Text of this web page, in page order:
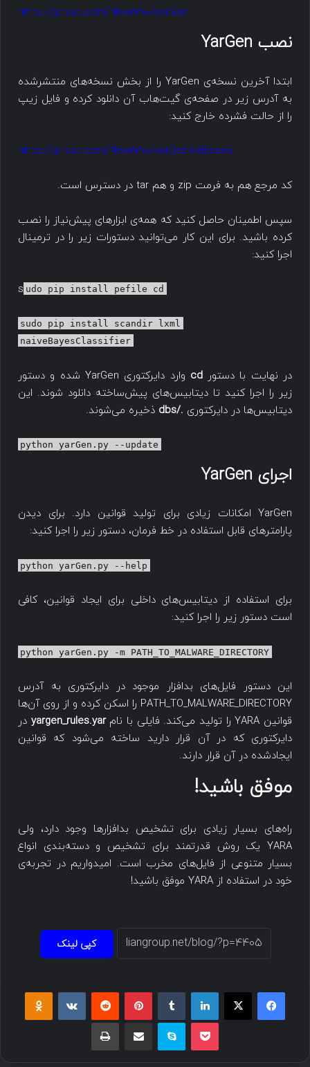
https://github.com/Neo23x0/yarGen
نصب YarGen
ابتدا آخرین نسخه‌ی YarGen را از بخش نسخه‌های منتشرشده
به آدرس زیر در صفحه‌ی گیت‌هاب آن دانلود کرده و فایل زیپ
را از حالت فشرده خارج کنید:
https://github.com/Neo23x0/yarGen/releases
کد مرجع هم به فرمت zip و هم tar در دسترس است.
سپس اطمینان حاصل کنید که همه‌ی ابزارهای پیش‌نیاز را نصب
کرده‌ باشید. برای این کار می‌توانید دستورات زیر را در ترمینال
اجرا کنید:
s udo pip install pefile cd
sudo pip install scandir lxml
naiveBayesClassifier
در نهایت با دستورcd
وارد دایرکتوری YarGen شده و دستور
زیر را اجرا کنید تا دیتابیس‌های پیش‌ساخته دانلود شوند. این
دیتابیس‌ها در دایرکتوری ./dbs ذخیره می‌شوند.
python yarGen.py --update
اجرای YarGen
YarGen امکانات زیادی برای تولید قوانین دارد. برای دیدن
پارامترهای قابل استفاده در خط فرمان، دستور زیر را اجرا کنید:
python yarGen.py --help
برای استفاده از دیتابیس‌های داخلی برای ایجاد قوانین، کافی
است دستور زیر را اجرا کنید:
python yarGen.py -m PATH_TO_MALWARE_DIRECTORY
این دستور فایل‌های بدافزار موجود در دایرکتوری به آدرس
PATH_TO_MALWARE_DIRECTORY را اسکن کرده و از روی آن‌ها
قوانین YARA را تولید می‌کند. فایلی با نام
yargen_rules.yar در
دایرکتوری که در آن قرار دارید ساخته می‌شود که قوانین
ایجادشده در آن قرار دارند.
موفق باشید!
راه‌های بسیار زیادی برای تشخیص بدافزارها وجود دارد، ولی
YARA یک روش قدرتمند برای تشخیص و دسته‌بندی انواع
بسیار متنوعی از فایل‌های مخرب است. امیدواریم در تجربه‌ی
خود در استفاده از YARA موفق باشید!
کپی لینک